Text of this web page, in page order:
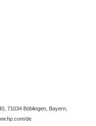
71034 Böblingen, Bayern,
de